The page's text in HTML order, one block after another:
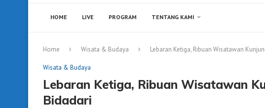
HOME LIVE PROGRAM TENTANG KAMI
Home Wisata & Budaya Lebaran Ketiga, Ribuan Wisatawan
Wisata & Budaya
Lebaran Ketiga, Ribuan Wisatawan
Bidadari